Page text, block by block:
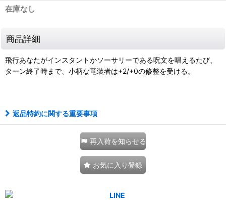
在庫なし
商品詳細
飛行あなたがインスタントかソーサリーである呪文を唱えるたび、
ターン終了時まで、小柄な竜装者は+2/+0の修整を受ける。
返品特約に関する重要事項
再入荷を知らせる
お気に入り登録